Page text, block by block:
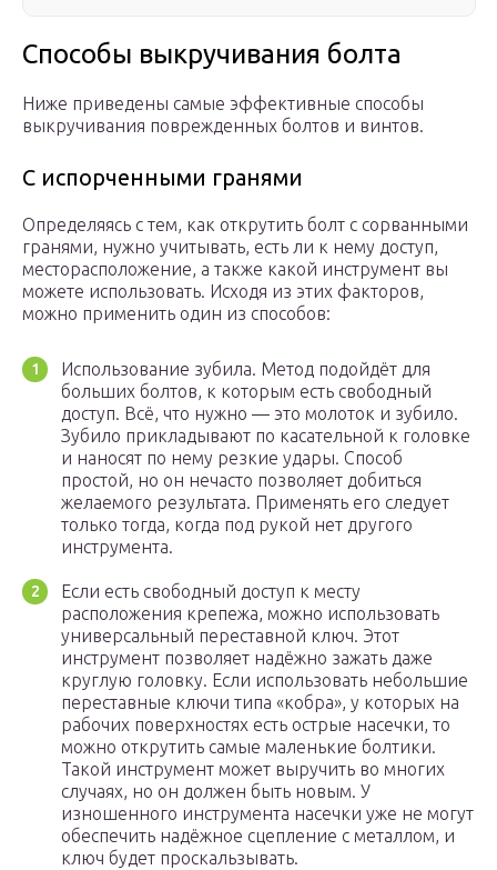
Способы выкручивания болта
Ниже приведены самые эффективные способы
выкручивания поврежденных болтов и винтов.
С испорченными гранями
Определяясь с тем, как открутить болт с сорванными
гранями, нужно учитывать, есть ли к нему доступ,
месторасположение, а также какой инструмент вы
можете использовать. Исходя из этих факторов,
можно применить один из способов:
Использование зубила. Метод подойдёт для
больших болтов, к которым есть свободный
доступ. Всё, что нужно — это молоток и зубило.
Зубило прикладывают по касательной к головке
и наносят по нему резкие удары. Способ
простой, но он нечасто позволяет добиться
желаемого результата. Применять его следует
только тогда, когда под рукой нет другого
инструмента.
Если есть свободный доступ к месту
расположения крепежа, можно использовать
универсальный переставной ключ. Этот
инструмент позволяет надёжно зажать даже
круглую головку. Если использовать небольшие
переставные ключи типа «кобра», у которых на
рабочих поверхностях есть острые насечки, то
можно открутить самые маленькие болтики.
Такой инструмент может выручить во многих
случаях, но он должен быть новым. У
изношенного инструмента насечки уже не могут
обеспечить надёжное сцепление с металлом, и
ключ будет проскальзывать.